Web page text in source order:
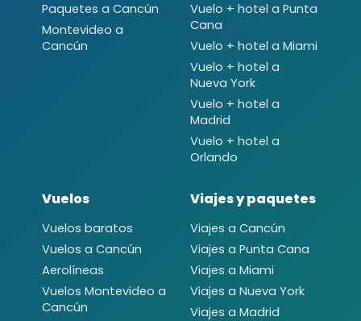
Paquetes a Cancún
Montevideo a
Cancún
Vuelo + hotel a Punta
Cana
Vuelo + hotel a Miami
Vuelo + hotel a
Nueva York
Vuelo + hotel a
Madrid
Vuelo + hotel a
Orlando
Vuelos
Vuelos baratos
Vuelos a Cancún
Aerolíneas
Vuelos Montevideo a
Cancún
Viajes y paquetes
Viajes a Cancún
Viajes a Punta Cana
Viajes a Miami
Viajes a Nueva York
Viajes a Madrid